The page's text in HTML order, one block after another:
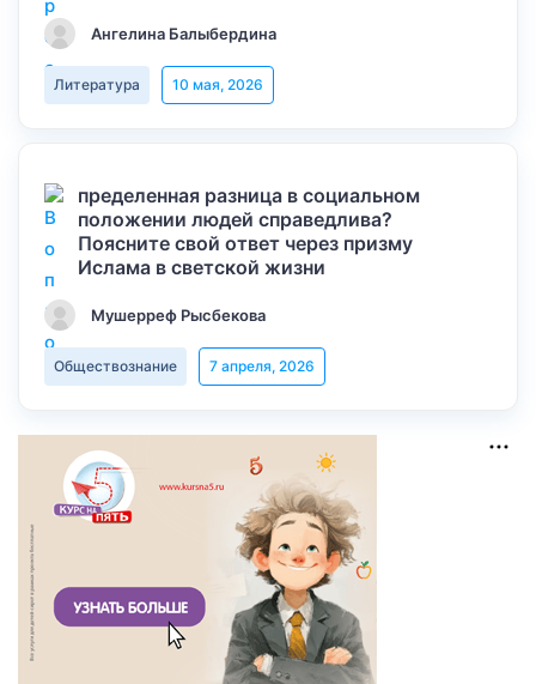
Ангелина Балыбердина
Литература 10 мая, 2026
пределенная разница в социальном
положении людей справедлива?
Поясните свой ответ через призму
Ислама в светской жизни
Мушерреф Рысбекова
Обществознание 7 апреля, 2026